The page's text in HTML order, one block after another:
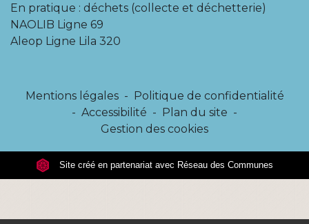
En pratique : déchets (collecte et déchetterie)
NAOLIB Ligne 69
Aleop Ligne Lila 320
Mentions légales - Politique de confidentialité
- Accessibilité - Plan du site -
Gestion des cookies
Site créé en partenariat avec Réseau des Communes